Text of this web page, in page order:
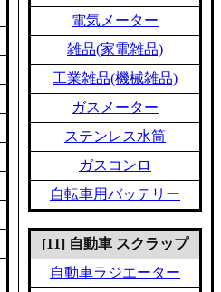
電気メーター
雑品(家電雑品)
工業雑品(機械雑品)
ガスメーター
ステンレス水筒
ガスコンロ
自転車用バッテリー
[11] 自動車 スクラップ
自動車ラジエーター